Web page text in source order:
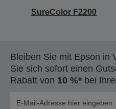
SureColor F2200
Bleiben Sie mit Epson in
Sie sich sofort einen
Rabatt von 10 %* bei